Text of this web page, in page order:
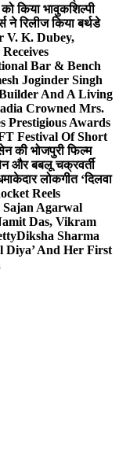
किया भावुकशिल्पी
ने रिलीज किया बर्थडे
V. K. Dubey,
Bar & Bench
Joginder Singh
And A Living
Crowned Mrs.
Prestigious Awards
Festival Of Short
की भोजपुरी फिल्म
और बबलू चक्रवर्ती
लोकगीत ‘दिलवा
Reels
Agarwal
Das, Vikram
Diksha Sharma
Diya’ And Her First